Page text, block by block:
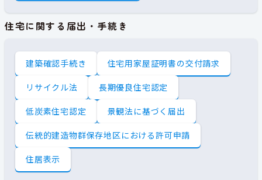
住宅に関する届出・手続き
建築確認手続き 住宅用家屋証明書の交付請求
リサイクル法 長期優良住宅認定
低炭素住宅認定 景観法に基づく届出
伝統的建造物群保存地区における許可申請
住居表示